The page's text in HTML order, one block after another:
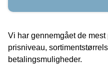
Vi har gennemgået de
prisniveau,
betalingsmuligheder.